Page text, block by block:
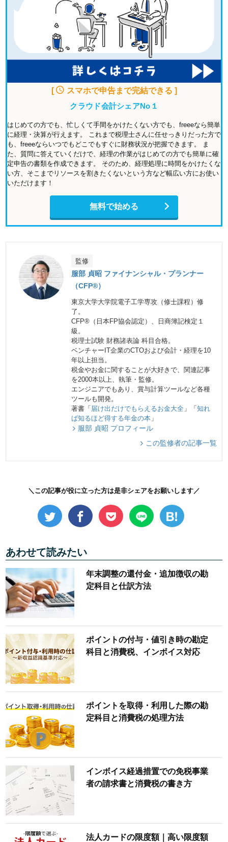
[
スマホで申告まで完結できる ]
クラウド会計シェアNo１
はじめての方でも、忙しくて手間をかけたくない方でも、freeeなら簡単
に経理・決算が行えます。 これまで税理士さんに任せっきりだった方で
も、freeeならいつでもどこでもすぐに財務状況が把握できます。 ま
た、質問に答えていくだけで、経理の作業がはじめての方でも簡単に確
定申告の書類を作成できます。 そのため、経理処理に時間をかけたくな
い方、そこまでリソースを割きたくないという方など幅広い方にお使い
いただけます！
無料で始める
監修
服部 貞昭 ファイナンシャル・プランナー
（CFP®）
東京大学大学院電子工学専攻（修士課程）修
了。
CFP®（日本FP協会認定）、日商簿記検定１
級。
税理士試験 財務諸表論 科目合格。
ベンチャーIT企業のCTOおよび会計・経理を10
年以上担当。
税金やお金に関することが大好きで、関連記事
を2000本以上、執筆・監修。
エンジニアでもあり、賞与計算ツールなど各種
ツールも開発。
著書「 届け出だけでもらえるお金大全 」「知れ
ば知るほど得する年金の本 」
服部 貞昭 プロフィール
この監修者の記事一覧
＼この記事が役に立った方は是非シェアをお願いします／
あわせて読みたい
年末調整の還付金・追加徴収の勘
定科目と仕訳方法
ポイントの付与・値引き時の勘定
科目と消費税、インボイス対応
ポイントを取得・利用した際の勘
定科目と消費税の処理方法
インボイス経過措置での免税事業
者の請求書と消費税の書き方
法人カードの限度額｜高い限度額